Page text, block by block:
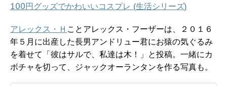
100円グッズでかわいいコスプレ (生活シリーズ)
アレックス・Ｈ ことアレックス・フーザーは、２０１６
年５月に出産した長男アンドリュー君にお猿の気ぐるみ
を着せて「彼はサルで、私達は木！」と投稿。一緒にカ
ボチャを切って、ジャックオーランタンを作る写真も。